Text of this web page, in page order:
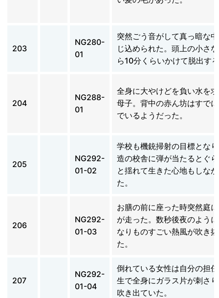
203
NG280-
01
突然ごう音がして真っ暗な
じ込められた。頭上の小さ
ら10分くらいかけて脱出す
204
NG288-
01
全身に大やけどを負い水を
母子。背中の赤ん坊はすで
でいるようだった。
205
NG292-
01-02
学校も機銃掃射の目標とな
造の校舎に弾が当たるとぐ
と揺れて生きた心地もしな
た。
206
NG292-
01-03
お膳の前に座った時突然庭
が走った。数秒後夜のよう
なりものすごい熱風が吹き
た。
207
NG292-
01-04
倒れている女性は自分の担
生で全身にガラス片が刺さ
吹き出ていた。